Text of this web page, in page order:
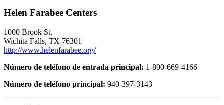
Helen Farabee Centers
1000 Brook St.
Wichita Falls, TX 76301
http://www.helenfarabee.org/
Número de teléfono de entrada principal: 1-800-669-4166
Número de teléfono principal: 940-397-3143